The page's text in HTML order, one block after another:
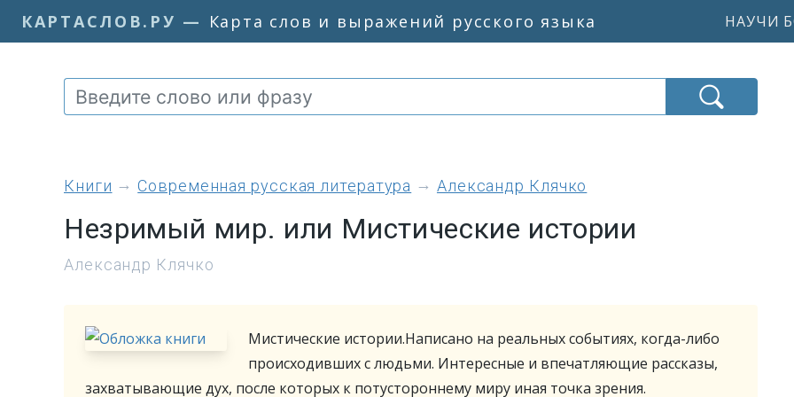
КАРТАСЛОВ.РУ — Карта слов и выражений русского языка НАУЧИ
книги Современная русская литература Александр Клячко
Незримый мир. или Мистические истории
Александр Клячко
Мистические истории.Написано на реальных событиях, когда-либо
происходивших с людьми. Интересные и впечатляющие рассказы,
захватывающие дух, после которых к потустороннему миру иная точка зрения.